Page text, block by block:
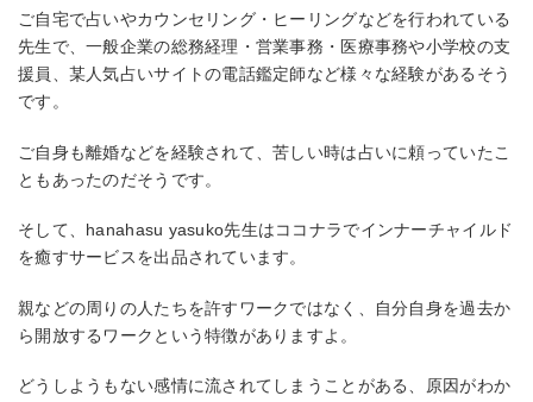
ご自宅で占いやカウンセリング・ヒーリングなどを行われている
先生で、一般企業の総務経理・営業事務・医療事務や小学校の支
援員、某人気占いサイトの電話鑑定師など様々な経験があるそう
です。
ご自身も離婚などを経験されて、苦しい時は占いに頼っていたこ
ともあったのだそうです。
そして、hanahasu yasuko先生はココナラでインナーチャイルド
を癒すサービスを出品されています。
親などの周りの人たちを許すワークではなく、自分自身を過去か
ら開放するワークという特徴がありますよ。
どうしようもない感情に流されてしまうことがある、原因がわか